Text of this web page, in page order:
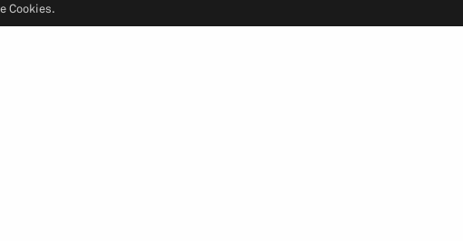
Cookies.